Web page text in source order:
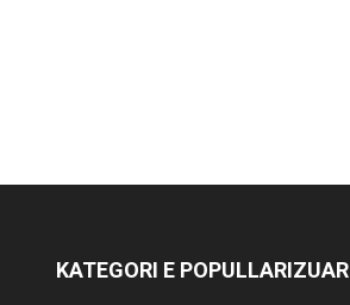
KATEGORI E POPULLARIZUAR